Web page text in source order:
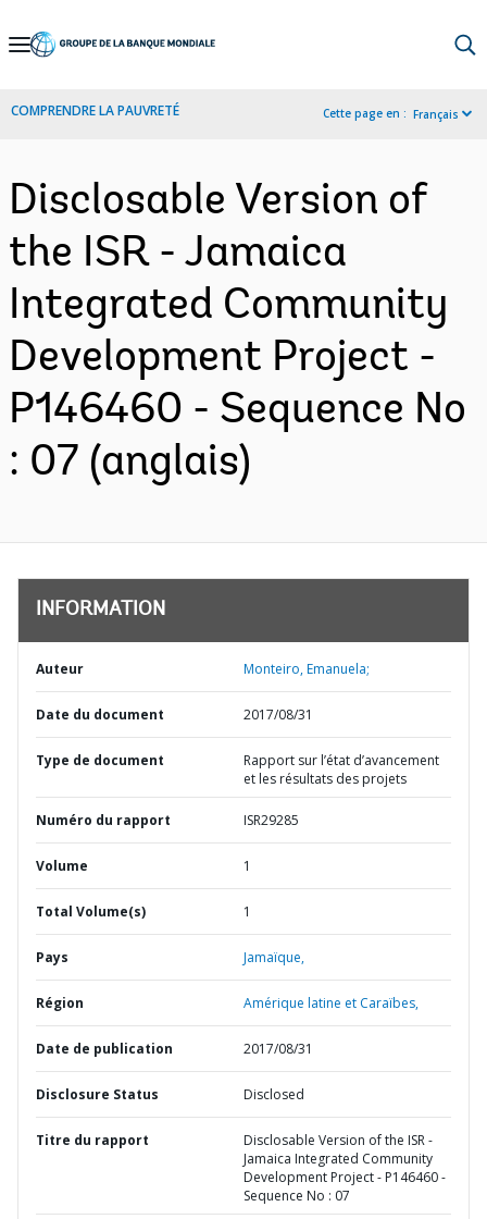
Skip
Navigation
COMPRENDRE LA PAUVRETÉ Cette page en : Français
Disclosable Version of
the ISR - Jamaica
Integrated Community
Development Project -
P146460 - Sequence No
: 07 (anglais)
INFORMATION
Auteur Monteiro, Emanuela;
Date du document 2017/08/31
Type de document
Rapport sur l’état d’avancement
et les résultats des projets
Numéro du rapport ISR29285
Volume 1
Total Volume(s) 1
Pays Jamaïque,
Région Amérique latine et Caraïbes,
Date de publication 2017/08/31
Disclosure Status Disclosed
Titre du rapport
Disclosable Version of the ISR -
Jamaica Integrated Community
Development Project - P146460 -
Sequence No : 07